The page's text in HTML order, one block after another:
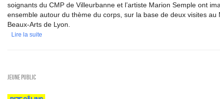
soignants du CMP de Villeurbanne et l’artiste Marion Semple ont
ensemble autour du thème du corps, sur la base de deux visites au
Beaux-Arts de Lyon.
Lire la suite
Jeune public